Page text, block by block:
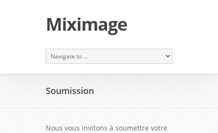
Miximage
Soumission
Nous vous invitons à soumettre votre